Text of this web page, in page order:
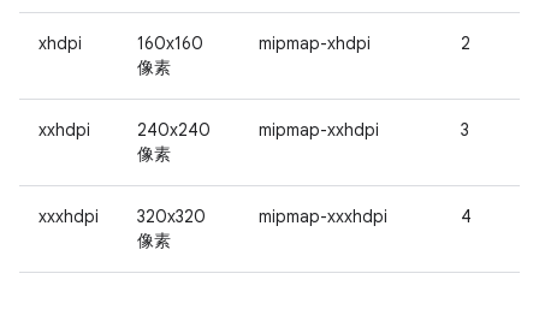
xhdpi
160x160
像素
mipmap-xhdpi 2
xxhdpi
240x240
像素
mipmap-xxhdpi 3
xxxhdpi
320x320
像素
mipmap-xxxhdpi 4